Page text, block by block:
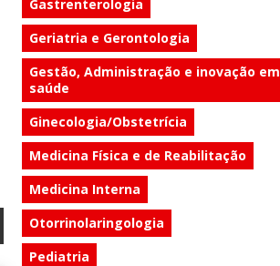
Gastrenterologia
Geriatria e Gerontologia
Gestão, Administração e inovação em
saúde
Ginecologia/Obstetrícia
Medicina Física e de Reabilitação
Medicina Interna
Otorrinolaringologia
Pediatria